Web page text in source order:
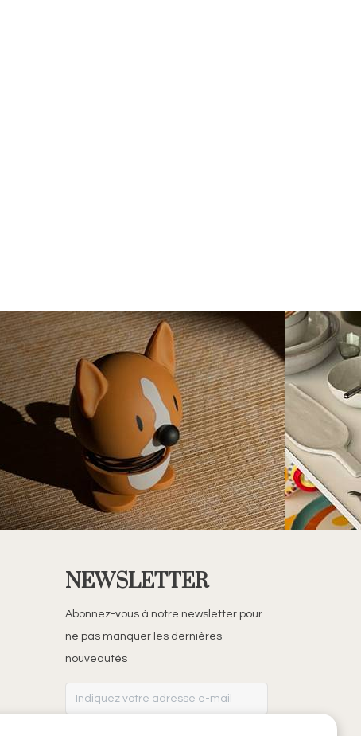
NEWSLETTER
Abonnez-vous à notre newsletter pour
ne pas manquer les dernières
nouveautés